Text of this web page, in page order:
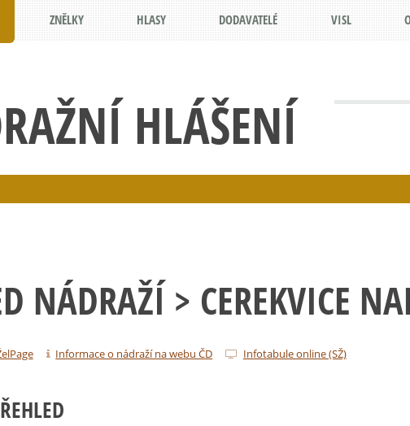
HLÁŠENÍ
ZNĚLKY HLASY DODAVATELÉ VISL
NÁDRAŽÍ > CEREKVICE
Informace o nádraží na webu ČD Infotabule online (SŽ)